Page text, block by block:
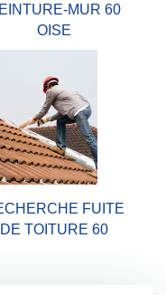
MUR 60
OISE
FUITE
DE TOITURE 60